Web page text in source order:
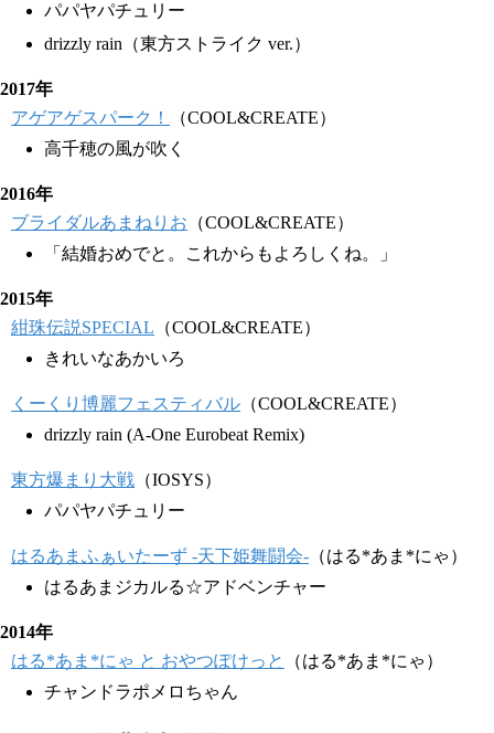
パパヤパチュリー
drizzly rain（東方ストライク ver.）
2017年
アゲアゲスパーク！
（COOL&CREATE）
高千穂の風が吹く
2016年
ブライダルあまねりお （COOL&CREATE）
「結婚おめでと。これからもよろしくね。」
2015年
紺珠伝説SPECIAL （COOL&CREATE）
きれいなあかいろ
くーくり博麗フェスティバル （COOL&CREATE）
drizzly rain (A-One Eurobeat Remix)
東方爆まり大戦 （IOSYS）
パパヤパチュリー
はるあまふぁいたーず -天下姫舞闘会- （はる*あま*にゃ）
はるあまジカルる☆アドベンチャー
2014年
はる*あま*にゃ と おやつぽけっと
（はる*あま*にゃ）
チャンドラポメロちゃん